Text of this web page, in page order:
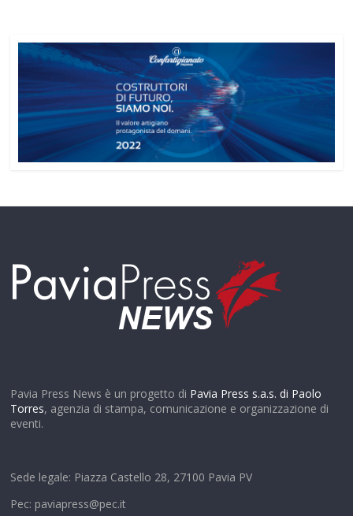
Pavia Press News è un progetto di Pavia Press s.a.s. di Paolo
Torres, agenzia di stampa, comunicazione e organizzazione di
eventi.
Sede legale: Piazza Castello 28, 27100 Pavia PV
Pec: paviapress@pec.it